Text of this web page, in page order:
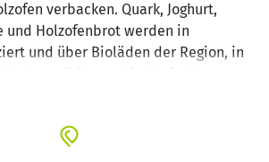
verbacken. Quark, Joghurt,
und Holzofenbrot werden in
und über Bioläden der Region, in
hervorragend eignet. Deswegen